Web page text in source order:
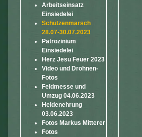
Arbeitseinsatz
Einsiedelei
Schützenmarsch
28.07-30.07.2023
Patrozinium
Einsiedelei
Herz Jesu Feuer 2023
Video und Drohnen-
Fotos
Feldmesse und
Umzug 04.06.2023
Heldenehrung
03.06.2023
Fotos Markus Mitterer
Fotos